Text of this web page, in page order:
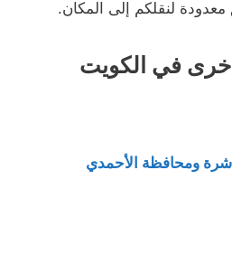
لنقلكم إلى المكان.
في الكويت
ومحافظة الأحمدي